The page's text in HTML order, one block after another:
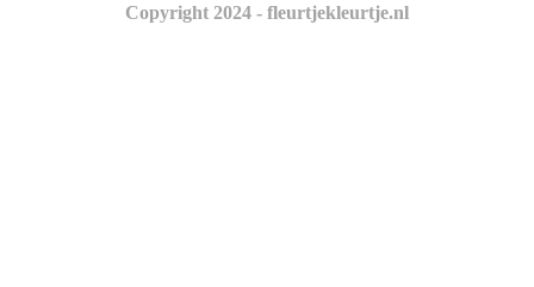
Copyright 2024 - fleurtjekleurtje.nl